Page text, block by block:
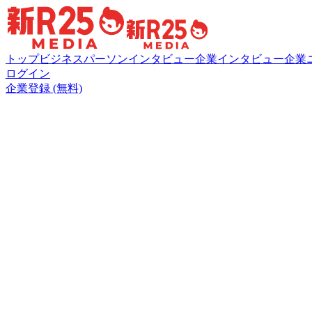
トップビジネスパーソンインタビュー企業インタビュー企業
ログイン
企業登録 (無料)